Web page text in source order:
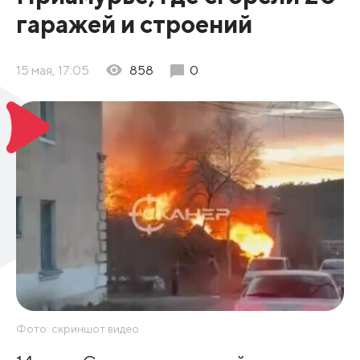
гаражей и строений
15 мая, 17:05 858 0
Фото: скриншот видео